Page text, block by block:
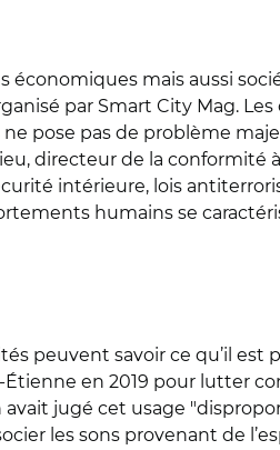
mais aussi
par Smart City Mag.
pose pas de problème
directeur de la conformité
intérieure, lois
humains se
peuvent savoir ce qu’il est
en 2019 pour lutter
jugé cet usage
les sons provenant de